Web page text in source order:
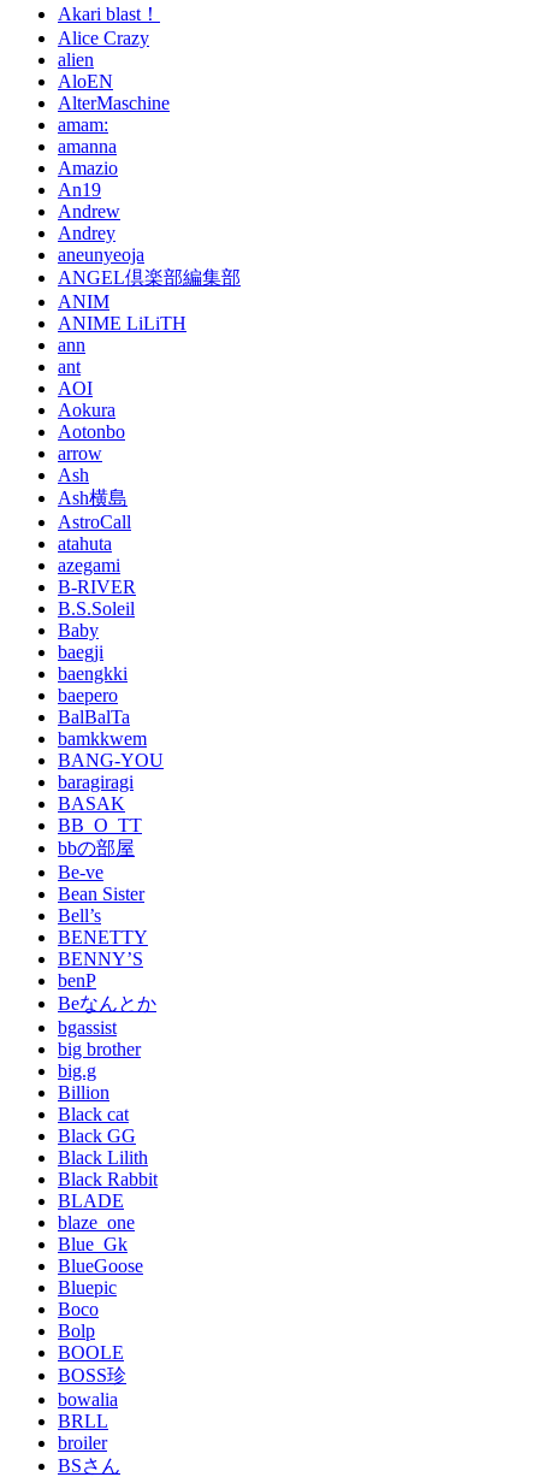
Akari blast！
Alice Crazy
alien
AloEN
AlterMaschine
amam:
amanna
Amazio
An19
Andrew
Andrey
aneunyeoja
ANGEL倶楽部編集部
ANIM
ANIME LiLiTH
ann
ant
AOI
Aokura
Aotonbo
arrow
Ash
Ash横島
AstroCall
atahuta
azegami
B-RIVER
B.S.Soleil
Baby
baegji
baengkki
baepero
BalBalTa
bamkkwem
BANG-YOU
baragiragi
BASAK
BB_O_TT
bbの部屋
Be-ve
Bean Sister
Bell’s
BENETTY
BENNY’S
benP
Beなんとか
bgassist
big brother
big.g
Billion
Black cat
Black GG
Black Lilith
Black Rabbit
BLADE
blaze_one
Blue_Gk
BlueGoose
Bluepic
Boco
Bolp
BOOLE
BOSS珍
bowalia
BRLL
broiler
BSさん